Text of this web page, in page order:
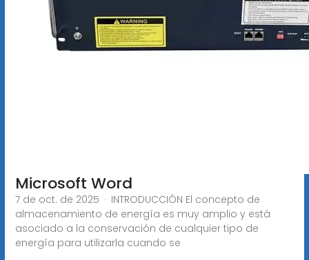
Microsoft Word
7 de oct. de 2025 · INTRODUCCIÓN El concepto de
almacenamiento de energía es muy amplio y está
asociado a la conservación de cualquier tipo de
energía para utilizarla cuando se